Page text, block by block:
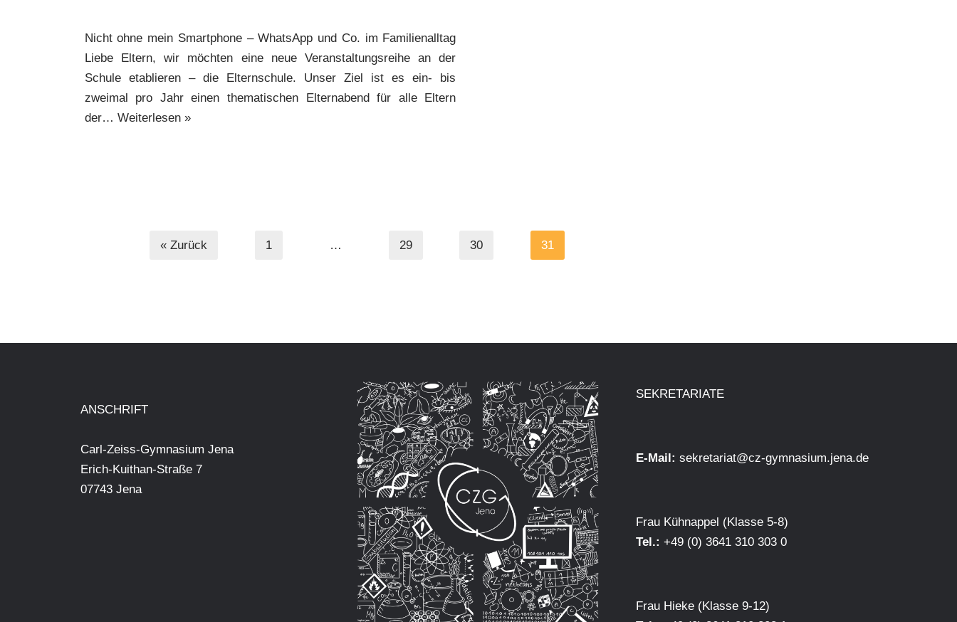
Nicht ohne mein Smartphone – WhatsApp und Co. im Familienalltag
Liebe Eltern, wir möchten eine neue Veranstaltungsreihe an der
Schule etablieren – die Elternschule. Unser Ziel ist es ein- bis
zweimal pro Jahr einen thematischen Elternabend für alle Eltern
der… Weiterlesen »
« Zurück 1 … 29 30 31
ANSCHRIFT
Carl-Zeiss-Gymnasium Jena
Erich-Kuithan-Straße 7
07743 Jena
SEKRETARIATE
E-Mail: sekretariat@cz-gymnasium.jena.de
Frau Kühnappel (Klasse 5-8)
Tel.: +49 (0) 3641 310 303 0
Frau Hieke (Klasse 9-12)